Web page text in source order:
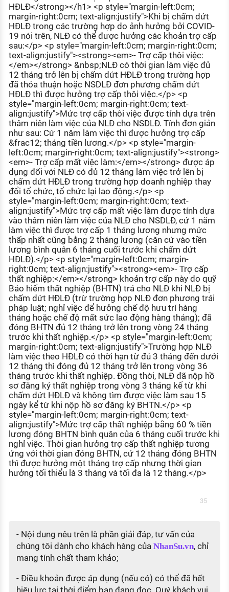
HĐLĐ</strong></h1> <p style="margin-left:0cm;
margin-right:0cm; text-align:justify">Khi bị chấm dứt
HĐLĐ trong các trường hợp do ảnh hưởng bởi COVID-
19 nói trên, NLĐ có thể được hưởng các khoản trợ cấp
sau:</p> <p style="margin-left:0cm; margin-right:0cm;
text-align:justify"><strong><em>- Trợ cấp thôi việc:
</em></strong> &nbsp;NLĐ có thời gian làm việc đủ
12 tháng trở lên bị chấm dứt HĐLĐ trong trường hợp
đã thỏa thuận hoặc NSDLĐ đơn phương chấm dứt
HĐLĐ thì được hưởng trợ cấp thôi việc.</p> <p
style="margin-left:0cm; margin-right:0cm; text-
align:justify">Mức trợ cấp thôi việc được tính dựa trên
thâm niên làm việc của NLĐ cho NSDLĐ. Tính đơn giản
như sau: Cứ 1 năm làm việc thì được hưởng trợ cấp
&frac12; tháng tiền lương.</p> <p style="margin-
left:0cm; margin-right:0cm; text-align:justify"><strong>
<em>- Trợ cấp mất việc làm:</em></strong> được áp
dụng đối với NLĐ có đủ 12 tháng làm việc trở lên bị
chấm dứt HĐLĐ trong trường hợp doanh nghiệp thay
đổi tổ chức, tổ chức lại lao động.</p> <p
style="margin-left:0cm; margin-right:0cm; text-
align:justify">Mức trợ cấp mất việc làm được tính dựa
vào thâm niên làm việc của NLĐ cho NSDLĐ, cứ 1 năm
làm việc thì được trợ cấp 1 tháng lương nhưng mức
thấp nhất cũng bằng 2 tháng lương (căn cứ vào tiền
lương bình quân 6 tháng cuối trước khi chấm dứt
HĐLĐ).</p> <p style="margin-left:0cm; margin-
right:0cm; text-align:justify"><strong><em>- Trợ cấp
thất nghiệp:</em></strong> khoản trợ cấp này do quỹ
Bảo hiểm thất nghiệp (BHTN) trả cho NLĐ khi NLĐ bị
chấm dứt HĐLĐ (trừ trường hợp NLĐ đơn phương trái
pháp luật; nghỉ việc để hưởng chế độ hưu trí hàng
tháng hoặc chế độ mất sức lao động hàng tháng); đã
đóng BHTN đủ 12 tháng trở lên trong vòng 24 tháng
trước khi thất nghiệp.</p> <p style="margin-left:0cm;
margin-right:0cm; text-align:justify">Trường hợp NLĐ
làm việc theo HĐLĐ có thời hạn từ đủ 3 tháng đến dưới
12 tháng thì đóng đủ 12 tháng trở lên trong vòng 36
tháng trước khi thất nghiệp. Đồng thời, NLĐ đã nộp hồ
sơ đăng ký thất nghiệp trong vòng 3 tháng kể từ khi
chấm dứt HĐLĐ và không tìm được việc làm sau 15
ngày kể từ khi nộp hồ sơ đăng ký BHTN.</p> <p
style="margin-left:0cm; margin-right:0cm; text-
align:justify">Mức trợ cấp thất nghiệp bằng 60 % tiền
lương đóng BHTN bình quân của 6 tháng cuối trước khi
nghỉ việc. Thời gian hưởng trợ cấp thất nghiệp tương
ứng với thời gian đóng BHTN, cứ 12 tháng đóng BHTN
thì được hưởng một tháng trợ cấp nhưng thời gian
hưởng tối thiểu là 3 tháng và tối đa là 12 tháng.</p>
35
- Nội dung nêu trên là phần giải đáp, tư vấn của
chúng tôi dành cho khách hàng của NhanSu.vn, chỉ
mang tính chất tham khảo;
- Điều khoản được áp dụng (nếu có) có thể đã hết
hiệu lực tại thời điểm bạn đang đọc. Quý khách vui